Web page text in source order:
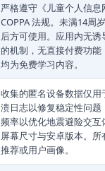
严格遵守《儿童个人信息
COPPA 法规。未满14周
后方可使用。应用内无
的机制，无直接付费功
均为免费学习内容。
收集的匿名设备数据仅
溃日志以修复稳定性问
频率以优化地震避险交
屏幕尺寸与安卓版本。
推荐或用户画像。